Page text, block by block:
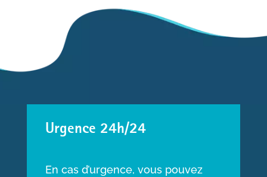
Urgence 24h/24
En cas d’urgence, vous pouvez